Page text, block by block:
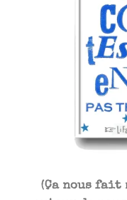
(Ça nous fait